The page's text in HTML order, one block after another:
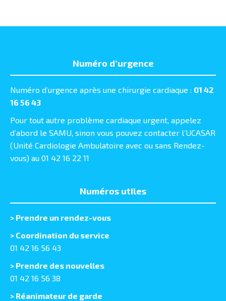
Numéro d’urgence
Numéro d’urgence après une chirurgie cardiaque : 01 42
16 56 43
Pour tout autre problème cardiaque urgent, appelez
d’abord le SAMU, sinon vous pouvez contacter l’UCASAR
(Unité Cardiologie Ambulatoire avec ou sans Rendez-
vous) au 01 42 16 22 11
Numéros utiles
> Prendre un rendez-vous
> Coordination du service
01 42 16 56 43
> Prendre des nouvelles
01 42 16 56 38
> Réanimateur de garde